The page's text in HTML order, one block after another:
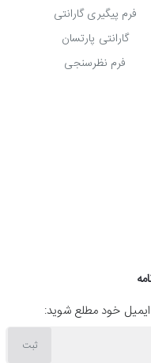
فرم پیگیری گارانتی
گارانتی پارتسان
فرم نظرسنجی
خود مطلع شوید:
ثبت